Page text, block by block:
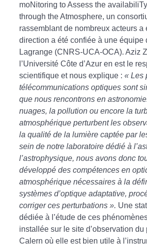
moNitoring to Assess the
through the Atmosphere, un
rassemblant de nombreux acteurs a
direction a été confiée à une équipe
Lagrange (CNRS-UCA-OCA). Aziz
l’Université Côte d’Azur en est le
scientifique et nous explique : « Les
télécommunications optiques sont
que nous rencontrons en
nuages, la pollution ou encore la
atmosphérique perturbent les
la qualité de la lumière captée par
sein de notre laboratoire dédié à
l’astrophysique, nous avons donc
développé des compétences en
atmosphérique nécessaires à la
systèmes d’optique adaptative,
corriger ces perturbations ». Une
dédiée à l’étude de ces
installée sur le site d’observation du
Calern où elle est bien utile à